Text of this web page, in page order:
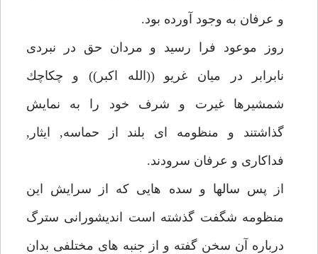
و عرفان به وجود آورده بود.
روز موعود فرا رسيد و مردان حق در نبردى
نابرابر در ميان غريو ((الله اكبر)) و چكاچك
شمشيرها غيرت و شرف خود را به نمايش
گذاشتند و منظومه اى بلند از حماسه, ايثار,
فداكارى و عرفان سرودند.
از پس سالها و سده هايى كه از سرايش اين
منظومه شگفت گذشته است انديشورانى سترگ
درباره آن سخن گفته و از جنبه هاى مختلفى بدان